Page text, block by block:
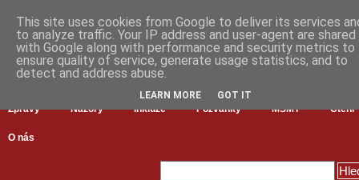
Zprávy Názory Inkluze Pozvánky MŠMT Čtení
O nás
This site uses cookies from Google to deliver its services
to analyze traffic. Your IP address and user-agent are shared
with Google along with performance and security metrics to
ensure quality of service, generate usage statistics, and to
detect and address abuse.
LEARN MORE GOT IT